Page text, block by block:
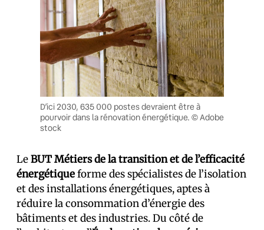
D’ici 2030, 635 000 postes devraient être à
pourvoir dans la rénovation énergétique. © Adobe
stock
LeBUT Métiers de la transition et de l’efficacité
énergétiqueforme des spécialistes de l’isolation
et des installations énergétiques, aptes à
réduire la consommation d’énergie des
bâtiments et des industries. Du côté de